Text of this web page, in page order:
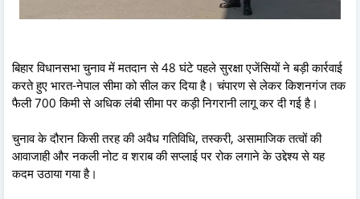
बिहार विधानसभा चुनाव में मतदान से 48 घंटे पहले सुरक्षा एजेंसियों ने बड़ी कार्रवाई
करते हुए भारत-नेपाल सीमा को सील कर दिया है। चंपारण से लेकर किशनगंज तक
फैली 700 किमी से अधिक लंबी सीमा पर कड़ी निगरानी लागू कर दी गई है।
चुनाव के दौरान किसी तरह की अवैध गतिविधि, तस्करी, असामाजिक तत्वों की
आवाजाही और नकली नोट व शराब की सप्लाई पर रोक लगाने के उद्देश्य से यह
कदम उठाया गया है।